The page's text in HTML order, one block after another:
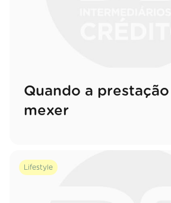
Quando a
mexer
Lifestyle